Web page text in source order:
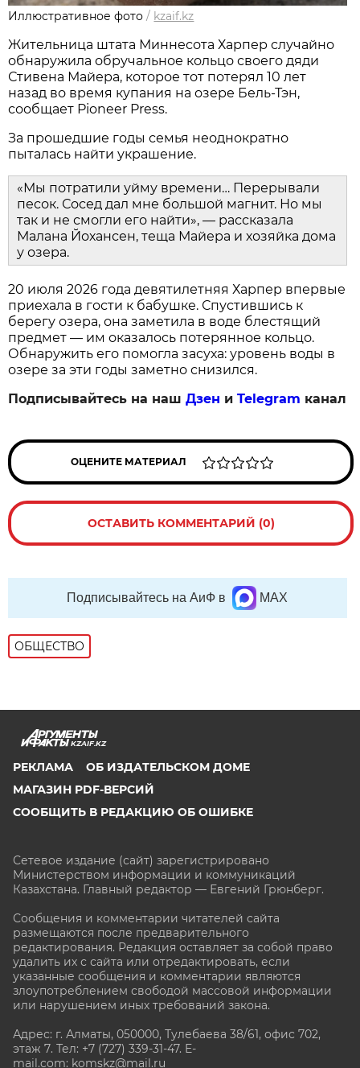
Иллюстративное фото / kzaif.kz
Жительница штата Миннесота Харпер случайно
обнаружила обручальное кольцо своего дяди
Стивена Майера, которое тот потерял 10 лет
назад во время купания на озере Бель-Тэн,
сообщает Pioneer Press.
За прошедшие годы семья неоднократно
пыталась найти украшение.
«Мы потратили уйму времени… Перерывали
песок. Сосед дал мне большой магнит. Но мы
так и не смогли его найти», — рассказала
Малана Йохансен, теща Майера и хозяйка дома
у озера.
20 июля 2026 года девятилетняя Харпер впервые
приехала в гости к бабушке. Спустившись к
берегу озера, она заметила в воде блестящий
предмет — им оказалось потерянное кольцо.
Обнаружить его помогла засуха: уровень воды в
озере за эти годы заметно снизился.
Подписывайтесь на нашДзен иTelegram канал
ОЦЕНИТЕ МАТЕРИАЛ
ОСТАВИТЬ КОММЕНТАРИЙ (0)
Подписывайтесь на АиФ в MAX
ОБЩЕСТВО
KZAIF.KZ
РЕКЛАМА
ОБ ИЗДАТЕЛЬСКОМ ДОМЕ
МАГАЗИН PDF-ВЕРСИЙ
СООБЩИТЬ В РЕДАКЦИЮ ОБ ОШИБКЕ
Сетевое издание (сайт) зарегистрировано
Министерством информации и коммуникаций
Казахстана. Главный редактор — Евгений Грюнберг.
Сообщения и комментарии читателей сайта
размещаются после предварительного
редактирования. Редакция оставляет за собой право
удалить их с сайта или отредактировать, если
указанные сообщения и комментарии являются
злоупотреблением свободой массовой информации
или нарушением иных требований закона.
Адрес: г. Алматы, 050000, Тулебаева 38/61, офис 702,
этаж 7. Тел: +7 (727) 339-31-47. E-
mail.com: komskz@mail.ru